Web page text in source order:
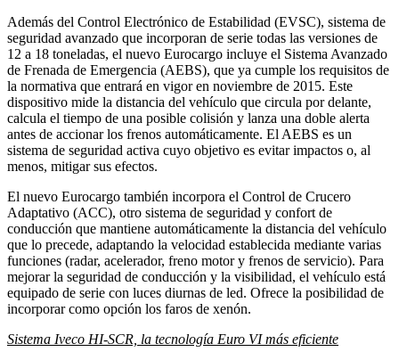
Además del Control Electrónico de Estabilidad (EVSC), sistema de
seguridad avanzado que incorporan de serie todas las versiones de
12 a 18 toneladas, el nuevo Eurocargo incluye el Sistema Avanzado
de Frenada de Emergencia (AEBS), que ya cumple los requisitos de
la normativa que entrará en vigor en noviembre de 2015. Este
dispositivo mide la distancia del vehículo que circula por delante,
calcula el tiempo de una posible colisión y lanza una doble alerta
antes de accionar los frenos automáticamente. El AEBS es un
sistema de seguridad activa cuyo objetivo es evitar impactos o, al
menos, mitigar sus efectos.
El nuevo Eurocargo también incorpora el Control de Crucero
Adaptativo (ACC), otro sistema de seguridad y confort de
conducción que mantiene automáticamente la distancia del vehículo
que lo precede, adaptando la velocidad establecida mediante varias
funciones (radar, acelerador, freno motor y frenos de servicio). Para
mejorar la seguridad de conducción y la visibilidad, el vehículo está
equipado de serie con luces diurnas de led. Ofrece la posibilidad de
incorporar como opción los faros de xenón.
Sistema Iveco HI-SCR, la tecnología Euro VI más eficiente